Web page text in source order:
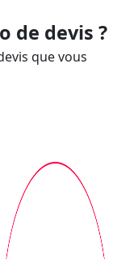
de devis ?
que vous